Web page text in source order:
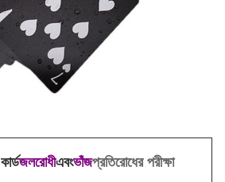
জলরোধীএবংভাঁজপ্রতিরোধের পরীক্ষা